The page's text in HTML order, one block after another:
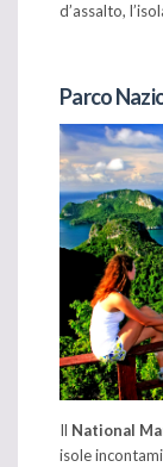
d’assalto,
Parco
Il National
isole